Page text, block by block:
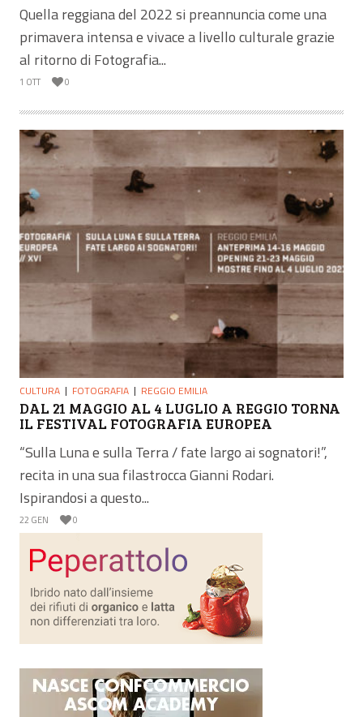
Quella reggiana del 2022 si preannuncia come una
primavera intensa e vivace a livello culturale grazie
al ritorno di Fotografia...
1 OTT 0
CULTURA FOTOGRAFIA REGGIO EMILIA
DAL 21 MAGGIO AL 4 LUGLIO A REGGIO TORNA
IL FESTIVAL FOTOGRAFIA EUROPEA
“Sulla Luna e sulla Terra / fate largo ai sognatori!”,
recita in una sua filastrocca Gianni Rodari.
Ispirandosi a questo...
22 GEN 0